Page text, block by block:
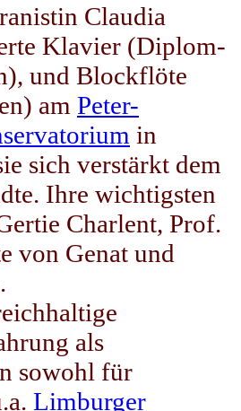
Claudia
Klavier (Diplom-
und Blockflöte
am Peter-
in
sich verstärkt dem
Ihre wichtigsten
Charlent, Prof.
von Genat und
als
sowohl für
Limburger